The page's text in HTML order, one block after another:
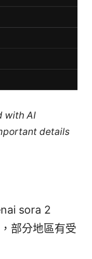
with AI
details
sora 2
部分地區有受